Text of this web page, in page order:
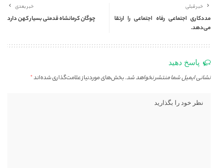
خبر قبلی
مددکاری اجتماعی رفاه اجتماعی را ارتقا
می‌دهد.
خبر بعدی
چوگان کرمانشاه قدمتی بسیار کهن دارد
پاسخ دهید
نشانی ایمیل شما منتشر نخواهد شد.بخش‌های موردنیاز علامت‌گذاری شده‌اند*